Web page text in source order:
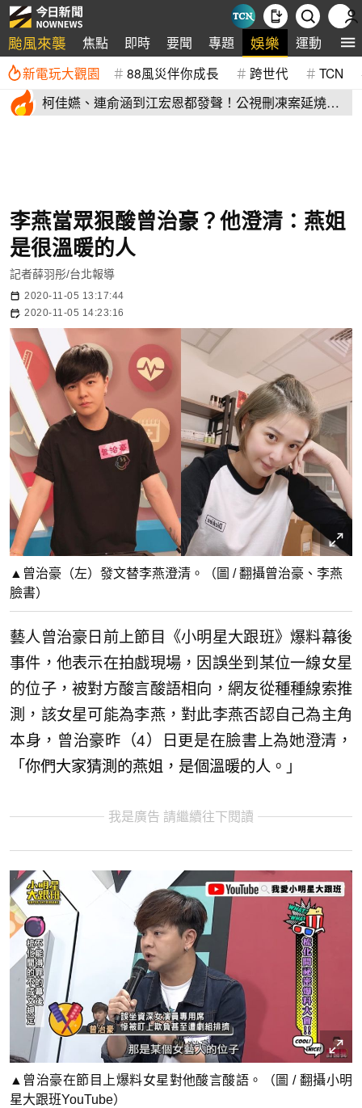
颱風來襲 焦點 即時 要聞 專題 娛樂 運動 全
新電玩大觀園 88風災伴你成長 跨世代 TCN
柯佳嬿、連俞涵到江宏恩都發聲！公視刪凍案延燒
李燕當眾狠酸曾治豪？他澄清：燕姐
是很溫暖的人
記者薛羽彤/台北報導
2020-11-05 13:17:44
2020-11-05 14:23:16
▲曾治豪（左）發文替李燕澄清。（圖 / 翻攝曾治豪、李燕
臉書）
藝人曾治豪日前上節目《小明星大跟班》爆料幕後
事件，他表示在拍戲現場，因誤坐到某位一線女星
的位子，被對方酸言酸語相向，網友從種種線索推
測，該女星可能為李燕，對此李燕否認自己為主角
本身，曾治豪昨（4）日更是在臉書上為她澄清，
「 你們大家猜測的燕姐，是個溫暖的人 。」
我是廣告 請繼續往下閱讀
▲曾治豪在節目上爆料女星對他酸言酸語。（圖 / 翻攝小明
星大跟班YouTube）